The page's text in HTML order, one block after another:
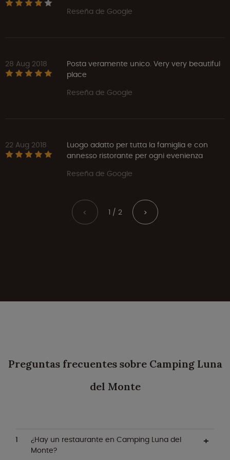
Reseña de Google
28 Aug 2018
Posta veramente unico. Very very beautiful
place
Reseña de Google
22 Aug 2018
Luogo adatto per tutta la famiglia e con
annesso ristorante per ogni evenienza
Reseña de Google
< 1 / 2 >
Preguntas frecuentes sobre Camping Luna
del Monte
¿Hay un restaurante en Camping Luna del
Monte?